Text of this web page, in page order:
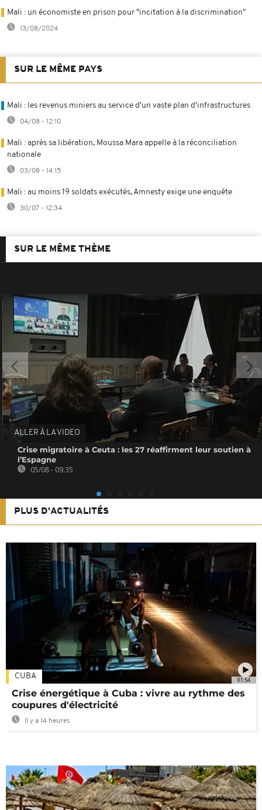
Mali : un économiste en prison pour "incitation à la discrimination"
13/08/2024
SUR LE MÊME PAYS
Mali : les revenus miniers au service d'un vaste plan d'infrastructures
04/08 - 12:10
Mali : après sa libération, Moussa Mara appelle à la réconciliation
nationale
03/08 - 14:15
Mali : au moins 19 soldats exécutés, Amnesty exige une enquête
30/07 - 12:34
SUR LE MÊME THÈME
ALLER À LA VIDEO
Crise migratoire à Ceuta : les 27 réaffirment leur soutien à
l’Espagne
05/08 - 09:35
PLUS D'ACTUALITÉS
01:54
CUBA
Crise énergétique à Cuba : vivre au rythme des
coupures d'électricité
Il y a 14 heures